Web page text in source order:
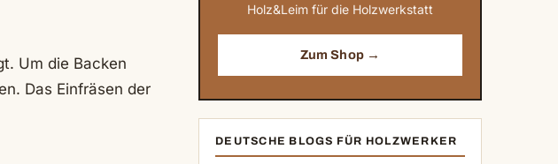
Um die Backen
Das Einfräsen der
Holz&Leim für die Holzwerkstatt
Zum Shop →
DEUTSCHE BLOGS FÜR HOLZWERKER